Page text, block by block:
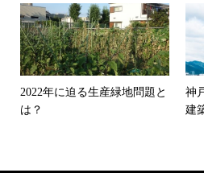
2022年に迫る生産緑地問題と
は？
神
建